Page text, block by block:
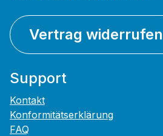
Vertrag widerrufen
Support
Kontakt
Konformitätserklärung
FAQ